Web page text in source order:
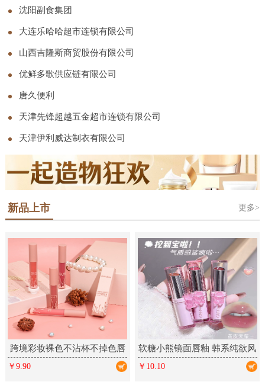
沈阳副食集团
大连乐哈哈超市连锁有限公司
山西吉隆斯商贸股份有限公司
优鲜多歌供应链有限公司
唐久便利
天津先锋超越五金超市连锁有限公司
天津伊利威达制衣有限公司
新品上市 更多>
跨境彩妆裸色不沾杯不掉色唇
釉 丝绒哑光雾面多色唇彩
￥9.90
软糖小熊镜面唇釉 韩系纯欲风
春夏显白少女彩妆口红美妆
￥10.10